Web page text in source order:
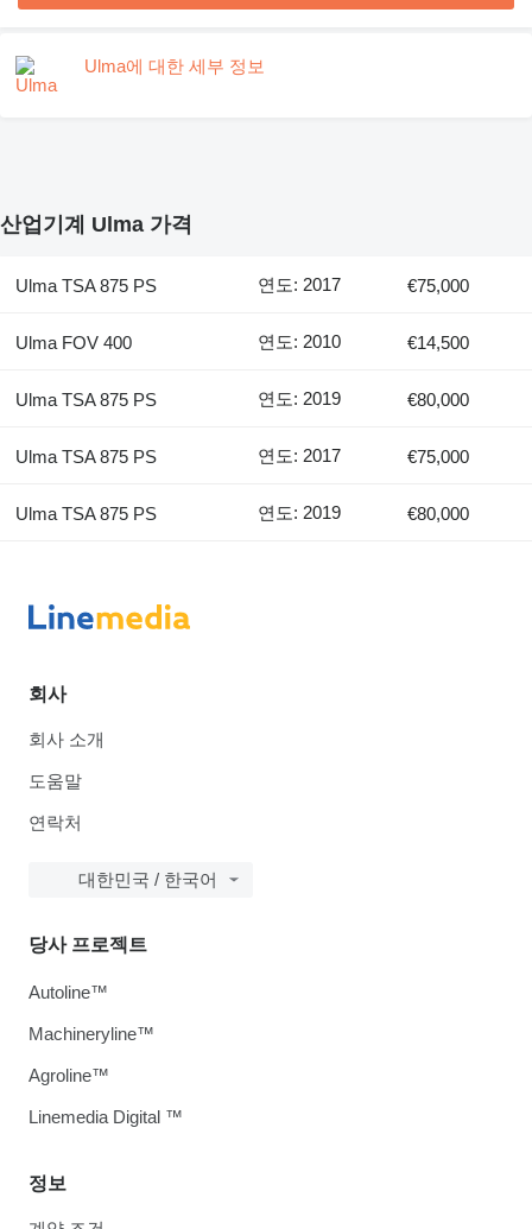
Ulma에 대한 세부 정보
산업기계 Ulma 가격
Ulma TSA 875 PS 연도: 2017 €75,000
Ulma FOV 400 연도: 2010 €14,500
Ulma TSA 875 PS 연도: 2019 €80,000
Ulma TSA 875 PS 연도: 2017 €75,000
Ulma TSA 875 PS 연도: 2019 €80,000
회사
회사 소개
도움말
연락처
대한민국 / 한국어
정보
당사 프로젝트
Autoline™
Machineryline™
Agroline™
Linemedia Digital ™